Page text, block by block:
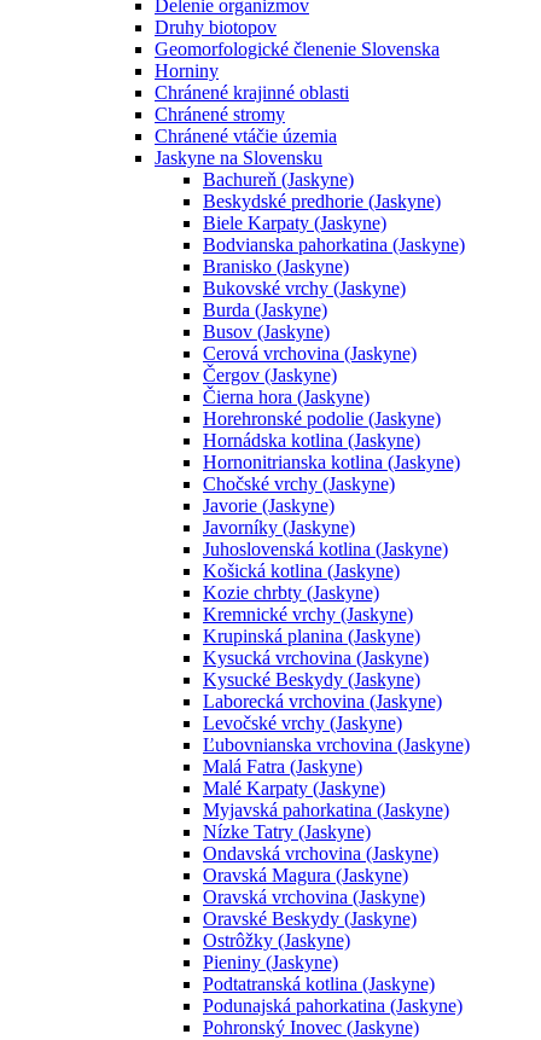
Delenie organizmov
Druhy biotopov
Geomorfologické členenie Slovenska
Horniny
Chránené krajinné oblasti
Chránené stromy
Chránené vtáčie územia
Jaskyne na Slovensku
Bachureň (Jaskyne)
Beskydské predhorie (Jaskyne)
Biele Karpaty (Jaskyne)
Bodvianska pahorkatina (Jaskyne)
Branisko (Jaskyne)
Bukovské vrchy (Jaskyne)
Burda (Jaskyne)
Busov (Jaskyne)
Cerová vrchovina (Jaskyne)
Čergov (Jaskyne)
Čierna hora (Jaskyne)
Horehronské podolie (Jaskyne)
Hornádska kotlina (Jaskyne)
Hornonitrianska kotlina (Jaskyne)
Chočské vrchy (Jaskyne)
Javorie (Jaskyne)
Javorníky (Jaskyne)
Juhoslovenská kotlina (Jaskyne)
Košická kotlina (Jaskyne)
Kozie chrbty (Jaskyne)
Kremnické vrchy (Jaskyne)
Krupinská planina (Jaskyne)
Kysucká vrchovina (Jaskyne)
Kysucké Beskydy (Jaskyne)
Laborecká vrchovina (Jaskyne)
Levočské vrchy (Jaskyne)
Ľubovnianska vrchovina (Jaskyne)
Malá Fatra (Jaskyne)
Malé Karpaty (Jaskyne)
Myjavská pahorkatina (Jaskyne)
Nízke Tatry (Jaskyne)
Ondavská vrchovina (Jaskyne)
Oravská Magura (Jaskyne)
Oravská vrchovina (Jaskyne)
Oravské Beskydy (Jaskyne)
Ostrôžky (Jaskyne)
Pieniny (Jaskyne)
Podtatranská kotlina (Jaskyne)
Podunajská pahorkatina (Jaskyne)
Pohronský Inovec (Jaskyne)